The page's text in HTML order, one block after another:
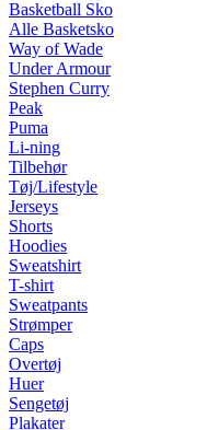
Basketball Sko
Alle Basketsko
Way of Wade
Under Armour
Stephen Curry
Peak
Puma
Li-ning
Tilbehør
Tøj/Lifestyle
Jerseys
Shorts
Hoodies
Sweatshirt
T-shirt
Sweatpants
Strømper
Caps
Overtøj
Huer
Sengetøj
Plakater